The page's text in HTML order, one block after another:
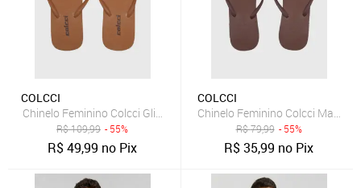
COLCCI
Chinelo Feminino Colcci Glitter Dourado Marrom
R$109,99 - 55%
R$49,99 no Pix
COLCCI
Chinelo Feminino Colcci Marrom
R$79,99 - 55%
R$35,99 no Pix